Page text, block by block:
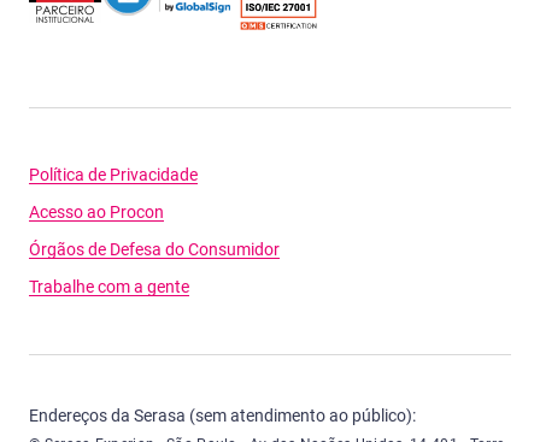
Política de Privacidade
Acesso ao Procon
Órgãos de Defesa do Consumidor
Trabalhe com a gente
Endereços da Serasa (sem atendimento ao público):